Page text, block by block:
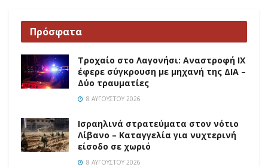
Πρόσφατα
Τροχαίο στο Λαγονήσι: Αναστροφή ΙΧ
έφερε σύγκρουση με μηχανή της ΔΙΑ –
Δύο τραυματίες
8 ΑΥΓΟΎΣΤΟΥ 2026
Ισραηλινά στρατεύματα στον νότιο
Λίβανο – Καταγγελία για νυχτερινή
είσοδο σε χωριό
8 ΑΥΓΟΎΣΤΟΥ 2026